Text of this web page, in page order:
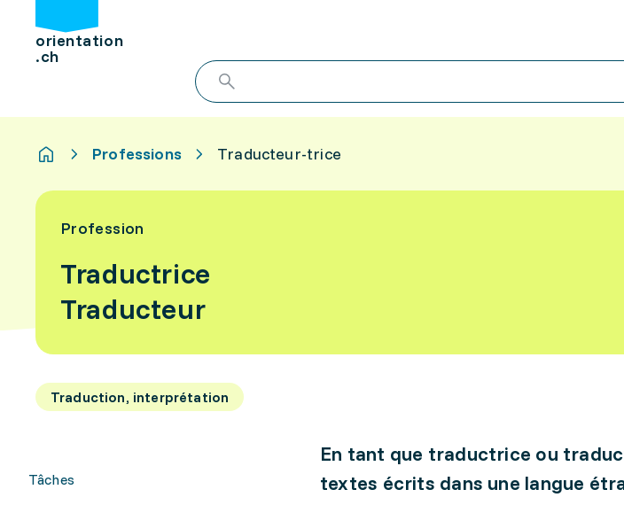
orientation
.ch
Professions Traducteur-trice
Profession
Traductrice
Traducteur
Traduction, interprétation
Tâches
En tant que traductrice ou
textes écrits dans une langue